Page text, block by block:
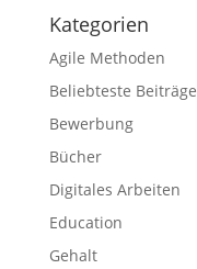
Kategorien
Agile Methoden
Beliebteste Beiträge
Bewerbung
Bücher
Digitales Arbeiten
Education
Gehalt